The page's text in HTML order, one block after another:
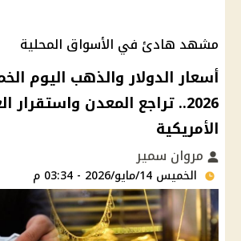
مشهد هادئ في الأسواق المحلية
2026.. تراجع المعدن واستقرار
الأمريكية
مروان سمير
الخميس 14/مايو/2026 - 03:34 م